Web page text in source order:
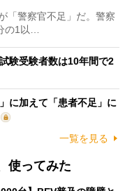
「警察官不足」だ。警察
の1以…
験受験者数は10年間で2
に加えて「患者不足」に
一覧を見る
使ってみた